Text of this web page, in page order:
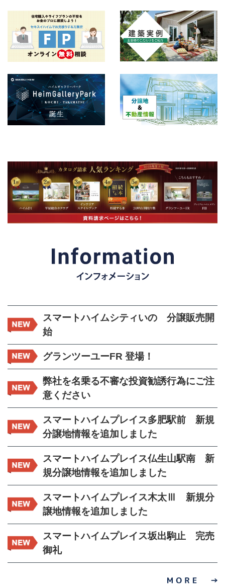
スマートハイムシティいの 分譲販売開
始
グランツーユーFR 登場！
弊社を名乗る不審な投資勧誘行為にご注
意ください
スマートハイムプレイス多肥駅前 新規
分譲地情報を追加しました
スマートハイムプレイス仏生山駅南 新
規分譲地情報を追加しました
スマートハイムプレイス木太Ⅲ 新規分
譲地情報を追加しました
スマートハイムプレイス坂出駒止 完売
御礼